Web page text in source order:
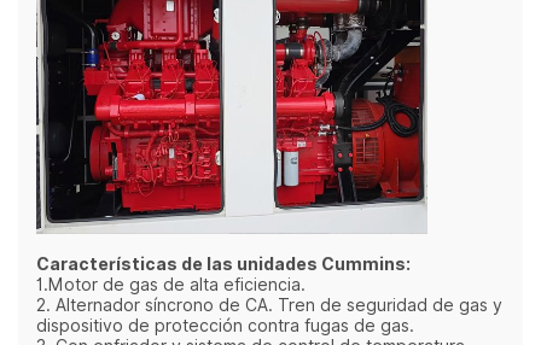
Características de las unidades Cummins:
1.Motor de gas de alta eficiencia.
2. Alternador síncrono de CA. Tren de seguridad de gas y
dispositivo de protección contra fugas de gas.